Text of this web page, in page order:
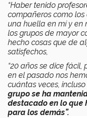
“Haber tenido
compañeros como
una huella en mí y en
los grupos de mayor
hecho cosas que de
satisfechos,
“20 años se dice
en el pasado nos
cuántas veces,
grupo se ha
destacado en lo que
para los demás”.